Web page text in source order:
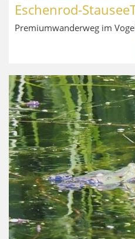
Eschenrod-
Premiumwanderweg im